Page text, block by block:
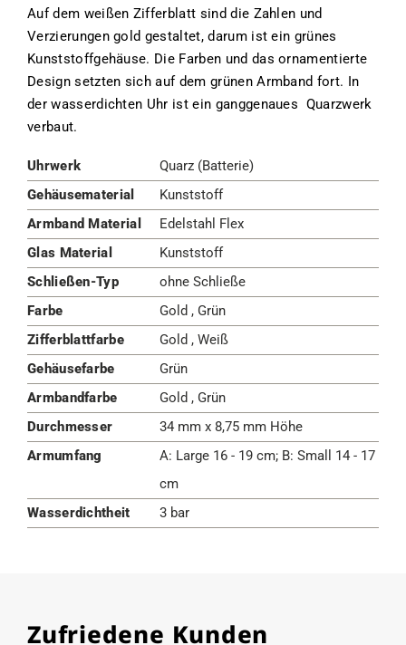
Auf dem weißen Zifferblatt sind die Zahlen und
Verzierungen gold gestaltet, darum ist ein grünes
Kunststoffgehäuse. Die Farben und das ornamentierte
Design setzten sich auf dem grünen Armband fort. In
der wasserdichten Uhr ist ein ganggenaues Quarzwerk
verbaut.
Uhrwerk
Quarz (Batterie)
Gehäusematerial
Kunststoff
Armband Material
Edelstahl Flex
Glas Material
Kunststoff
Schließen-Typ
ohne Schließe
Farbe
Gold , Grün
Zifferblattfarbe
Gold , Weiß
Gehäusefarbe
Grün
Armbandfarbe
Gold , Grün
Durchmesser
34 mm x 8,75 mm Höhe
Armumfang
A: Large 16 - 19 cm; B: Small 14 - 17
cm
Wasserdichtheit
3 bar
Zufriedene Kunden